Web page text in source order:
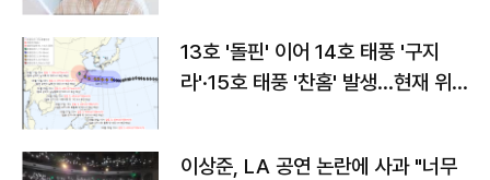
13호 '돌핀' 이어 14호 태풍 '구지
라'·15호 태풍 '찬홈' 발생…현재 위
이상준, LA 공연 논란에 사과 "너무